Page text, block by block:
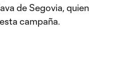
de Segovia, quien
campaña.